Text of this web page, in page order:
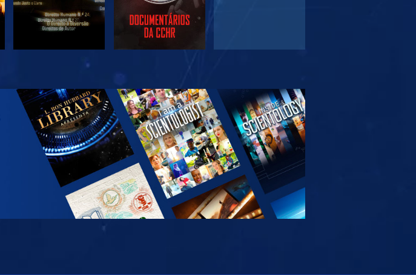
VER
EXPLORAR A
SÉRIE